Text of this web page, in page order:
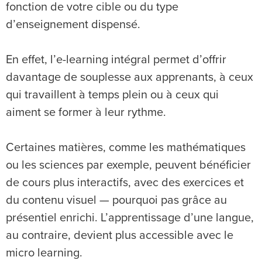
fonction de votre cible ou du type
d’enseignement dispensé.
En effet, l’e-learning intégral permet d’offrir
davantage de souplesse aux apprenants, à ceux
qui travaillent à temps plein ou à ceux qui
aiment se former à leur rythme.
Certaines matières, comme les mathématiques
ou les sciences par exemple, peuvent bénéficier
de cours plus interactifs, avec des exercices et
du contenu visuel — pourquoi pas grâce au
présentiel enrichi. L’apprentissage d’une langue,
au contraire, devient plus accessible avec le
micro learning.